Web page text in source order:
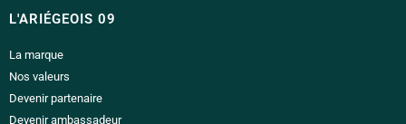
L'ARIÉGEOIS 09
La marque
Nos valeurs
Devenir partenaire
Devenir ambassadeur